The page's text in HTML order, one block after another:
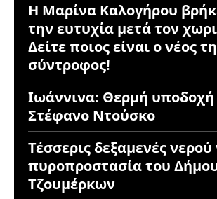
Η Μαρίνα Καλογήρου
την ευτυχία μετά τον
Δείτε ποιος είναι ο νέος
σύντροφος!
Ιωάννινα: Θερμή υποδοχή
Στέφανο Ντούσκο
Τέσσερις δεξαμενές νερού
πυροπροστασία του
Τζουμέρκων